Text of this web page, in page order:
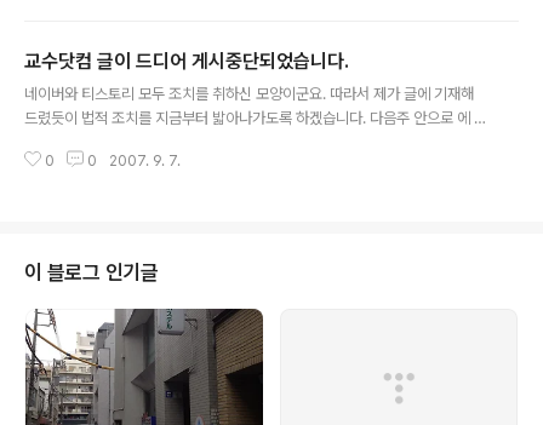
정책이 그리 보기 좋지 않은 것이 사실이기도 합니다. 이번 대통령 선거에는 사
실 처음에는 이명박씨를 지지하려고 했었습니다. 그 이유는 단순 했습니다. "이
쯤에서 여야간의 정권교체가 이루어져야 한다." 하지만 한반도 대운하를 분석하
교수닷컴 글이 드디어 게시중단되었습니다.
네이버와 티스토리 모두 조치를 취하신 모양이군요. 따라서 제가 글에 기재해
드렸듯이 법적 조치를 지금부터 밟아나가도록 하겠습니다. 다음주 안으로 에 두
이 행위가 정상적인 행위인지 따져서 물을 것이고요, 안되면 민사소송도 감행하
0 0 2007. 9. 7.
이 블로그 인기글